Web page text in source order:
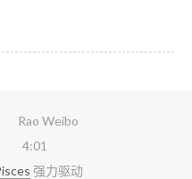
Rao Weibo
4:01
强力驱动